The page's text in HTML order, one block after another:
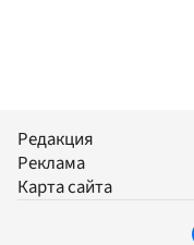
Редакция
Реклама
Карта сайта